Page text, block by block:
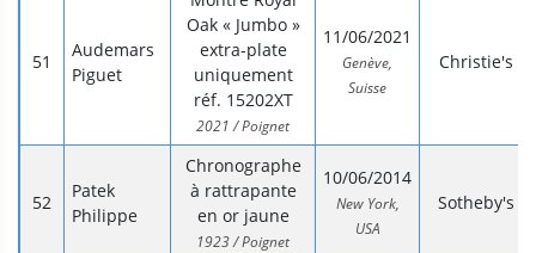
Audemars
Piguet
Oak « Jumbo »
extra-plate
uniquement
réf. 15202XT
2021 / Poignet
11/06/2021
Genève,
Suisse
Christie's
Patek
Philippe
Chronographe
à rattrapante
en or jaune
1923 / Poignet
10/06/2014
New York,
USA
Sotheby's